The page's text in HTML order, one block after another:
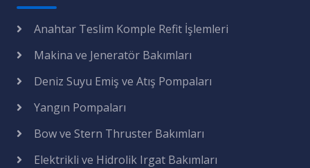
Anahtar Teslim Komple Refit İşlemleri
Makina ve Jeneratör Bakımları
Deniz Suyu Emiş ve Atış Pompaları
Yangın Pompaları
Bow ve Stern Thruster Bakımları
Elektrikli ve Hidrolik Irgat Bakımları